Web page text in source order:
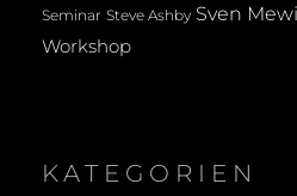
Seminar Steve Ashby Sven
Workshop
KATEGORIEN